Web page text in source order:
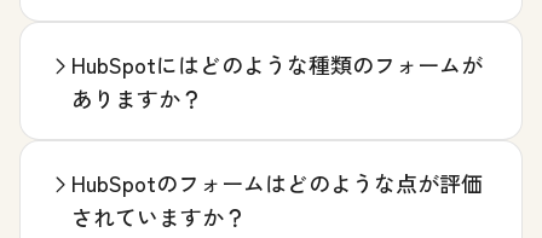
HubSpotにはどのような種類のフォームが
ありますか？
HubSpotのフォームはどのような点が評価
されていますか？